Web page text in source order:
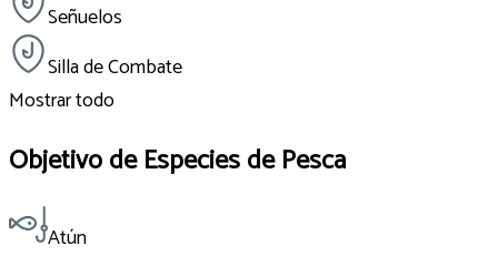
Señuelos
Silla de Combate
Mostrar todo
Objetivo de Especies de Pesca
Atún